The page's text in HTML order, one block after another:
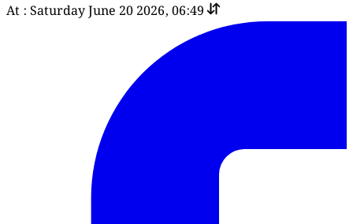
At : Saturday June 20 2026, 06:49